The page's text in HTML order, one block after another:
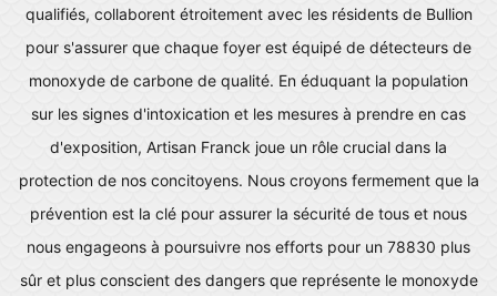
qualifiés, collaborent étroitement avec les résidents de Bullion
pour s'assurer que chaque foyer est équipé de détecteurs de
monoxyde de carbone de qualité. En éduquant la population
sur les signes d'intoxication et les mesures à prendre en cas
d'exposition, Artisan Franck joue un rôle crucial dans la
protection de nos concitoyens. Nous croyons fermement que la
prévention est la clé pour assurer la sécurité de tous et nous
nous engageons à poursuivre nos efforts pour un 78830 plus
sûr et plus conscient des dangers que représente le monoxyde